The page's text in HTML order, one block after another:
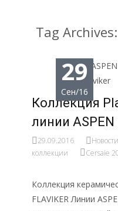
Tag
29
Сен/16
Коллекция
линии ASPEN
29.09.2016
коллекции
Cersaie
Коллекция
FLAVIKER Линии